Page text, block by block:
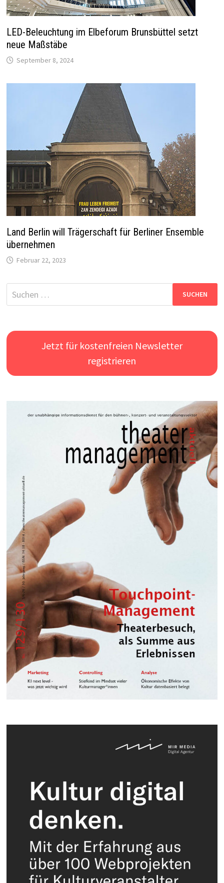
LED-Beleuchtung im Elbeforum Brunsbüttel setzt
neue Maßstäbe
September 8, 2024
Land Berlin will Trägerschaft für Berliner Ensemble
übernehmen
Februar 22, 2023
Suchen
nach:
Jetzt für kostenfreien Newsletter
registrieren